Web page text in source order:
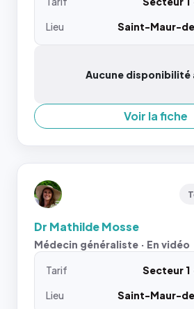
Lieu
Saint-Maur-
Aucune disponibilité
Voir la fiche
Dr Mathilde Mosse
Médecin généraliste · En vidéo
Tarif Secteur 1
Lieu
Saint-Maur-